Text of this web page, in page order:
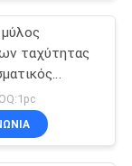
ταχύτητας
πέτρινος/
μηχανή
βεράντας